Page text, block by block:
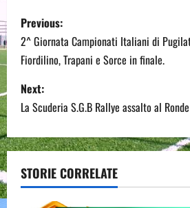
P
o
s
t
n
a
v
Previous:
2^ Giornata Campionati Italiani di
Fiordilino, Trapani e Sorce in finale.
Next:
La Scuderia S.G.B Rallye assalto al
STORIE CORRELATE